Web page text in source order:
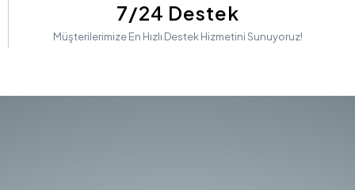
7/24 Destek
Müşterilerimize En Hızlı Destek Hizmetini Sunuyoruz!